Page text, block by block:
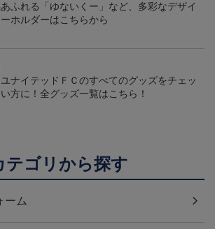
ふれる「ゆないくー」など、多彩なデザイ
ホルダーはこちらから
ナイテッドＦＣのすべてのグッズをチェッ
方に！全グッズ一覧はこちら！
テゴリから探す
ーム